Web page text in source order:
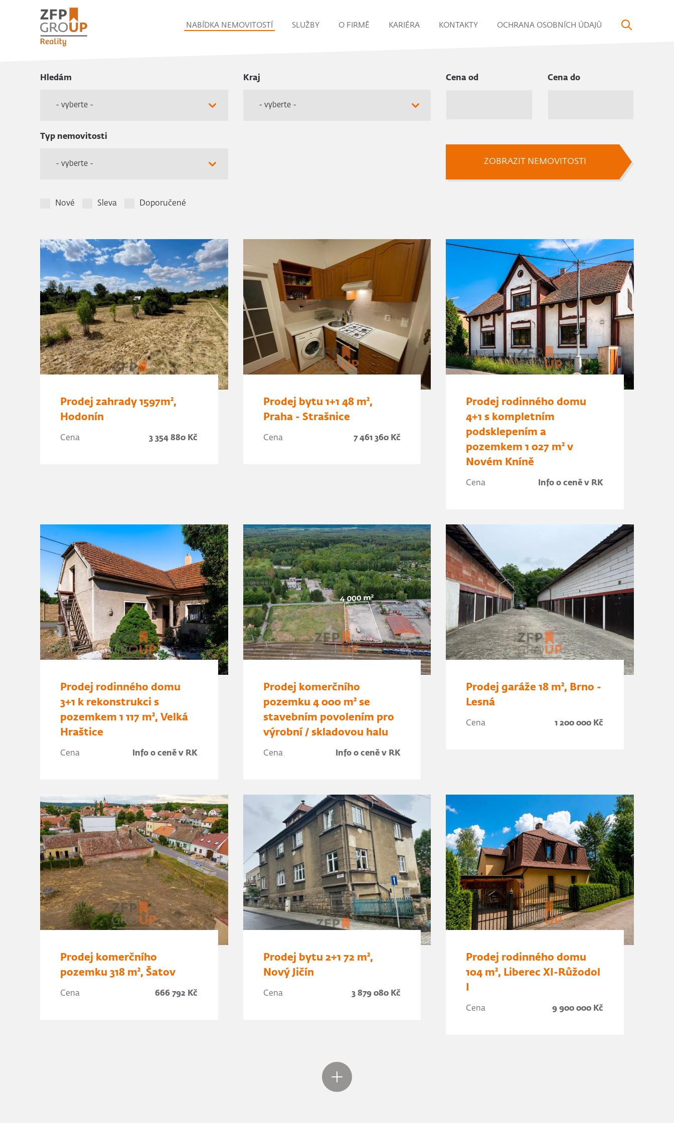
NABÍDKA NEMOVITOSTÍ SLUŽBY O FIRMĚ KARIÉRA KONTAKTY OCHRANA OSOBNÍCH ÚDAJŮ
Hledám
- vyberte -
Kraj
- vyberte -
Cena od Cena do
Typ nemovitosti
- vyberte -
Nové Sleva Doporučené
ZOBRAZIT NEMOVITOSTI
Prodej zahrady 1597m²,
Hodonín
Cena 3 354 880 Kč
Prodej bytu 1+1 48 m²,
Praha - Strašnice
Cena 7 461 360 Kč
Prodej rodinného domu
4+1 s kompletním
podsklepením a
pozemkem 1 027 m² v
Novém Kníně
Cena Info o ceně v RK
Prodej rodinného domu
3+1 k rekonstrukci s
pozemkem 1 117 m², Velká
Hraštice
Cena Info o ceně v RK
Prodej komerčního
pozemku 4 000 m² se
stavebním povolením pro
výrobní / skladovou halu
Cena Info o ceně v RK
Prodej garáže 18 m², Brno -
Lesná
Cena 1 200 000 Kč
Prodej komerčního
pozemku 318 m², Šatov
Cena 666 792 Kč
Prodej bytu 2+1 72 m²,
Nový Jičín
Cena 3 879 080 Kč
Prodej rodinného domu
104 m², Liberec XI-Růžodol
Cena 9 900 000 Kč